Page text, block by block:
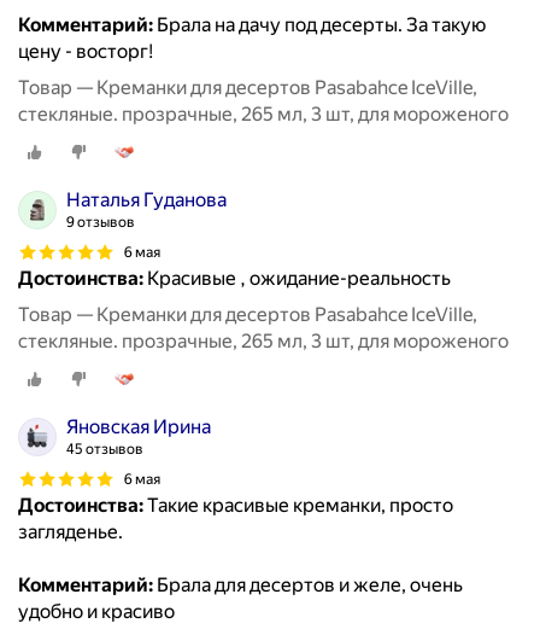
Комментарий: Брала на дачу под десерты. За такую
цену - восторг!
Товар — Креманки для десертов Pasabahce IceVille,
стекляные. прозрачные, 265 мл, 3 шт, для мороженого
Наталья Гуданова
9 отзывов
6 мая
Достоинства: Красивые , ожидание-реальность
Товар — Креманки для десертов Pasabahce IceVille,
стекляные. прозрачные, 265 мл, 3 шт, для мороженого
Яновская Ирина
45 отзывов
6 мая
Достоинства:Такие красивые креманки, просто
загляденье.
Комментарий: Брала для десертов и желе, очень
удобно и красиво